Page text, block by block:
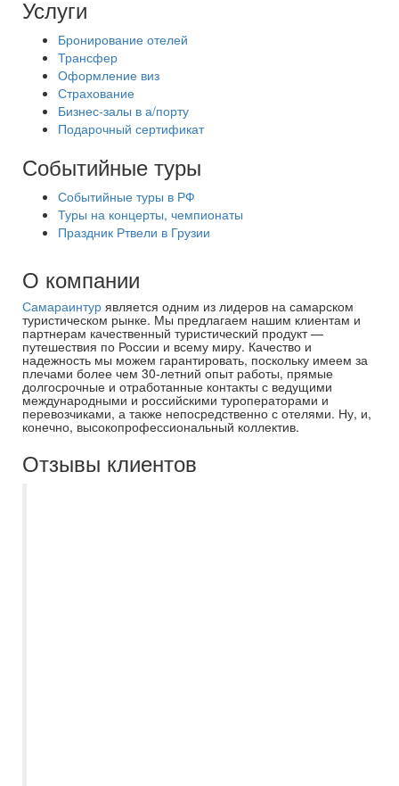
Услуги
Бронирование отелей
Трансфер
Оформление виз
Страхование
Бизнес-залы в а/порту
Подарочный сертификат
Событийные туры
Событийные туры в РФ
Туры на концерты, чемпионаты
Праздник Ртвели в Грузии
О компании
Самараинтур является одним из лидеров на самарском
туристическом рынке. Мы предлагаем нашим клиентам и
партнерам качественный туристический продукт —
путешествия по России и всему миру. Качество и
надежность мы можем гарантировать, поскольку имеем за
плечами более чем 30-летний опыт работы, прямые
долгосрочные и отработанные контакты с ведущими
международными и российскими туроператорами и
перевозчиками, а также непосредственно с отелями. Ну, и,
конечно, высокопрофессиональный коллектив.
Отзывы клиентов